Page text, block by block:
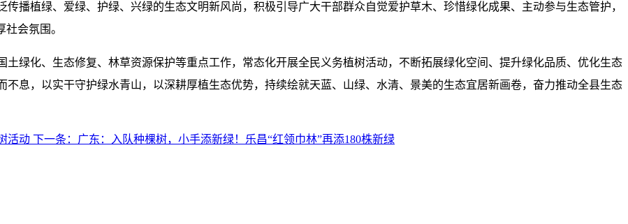
播植绿、爱绿、护绿、兴绿的生态文明新风尚，积极引导广大干部群众自觉爱护草木、珍惜绿化成果、主动参与生态管护，
会氛围。
绿化、生态修复、林草资源保护等重点工作，常态化开展全民义务植树活动，不断拓展绿化空间、提升绿化品质、优化生态
息，以实干守护绿水青山，以深耕厚植生态优势，持续绘就天蓝、山绿、水清、景美的生态宜居新画卷，奋力推动全县生态
活动 下一条： 广东：入队种棵树，小手添新绿！乐昌“红领巾林”再添180株新绿